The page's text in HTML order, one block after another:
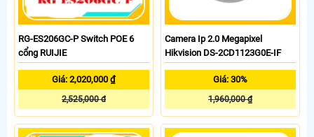
RG-ES206GC-P Switch POE 6
cổng RUIJIE
Giá: 2,020,000 ₫
2,525,000 đ
Camera Ip 2.0 Megapixel
Hikvision DS-2CD1123G0E-IF
Giá: 30%
1,960,000 ₫